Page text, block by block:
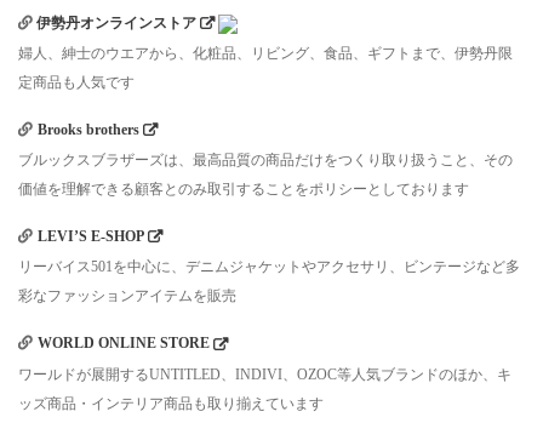
伊勢丹オンラインストア
婦人、紳士のウエアから、化粧品、リビング、食品、ギフトまで、伊勢丹限
定商品も人気です
Brooks brothers
ブルックスブラザーズは、最高品質の商品だけをつくり取り扱うこと、その
価値を理解できる顧客とのみ取引することをポリシーとしております
LEVI’S E-SHOP
リーバイス501を中心に、デニムジャケットやアクセサリ、ビンテージなど多
彩なファッションアイテムを販売
WORLD ONLINE STORE
ワールドが展開するUNTITLED、INDIVI、OZOC等人気ブランドのほか、キ
ッズ商品・インテリア商品も取り揃えています